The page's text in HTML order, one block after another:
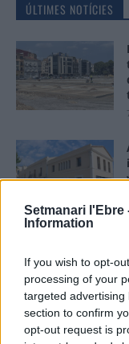
Setmanari l'Ebre
Information
If you wish to opt-
processing of your
targeted
section to confirm
opt-out request is
ÚLTIMES NOTÍCIES